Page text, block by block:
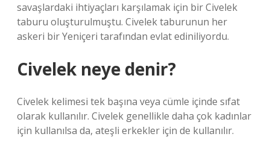
savaşlardaki ihtiyaçları karşılamak için bir Civelek
taburu oluşturulmuştu. Civelek taburunun her
askeri bir Yeniçeri tarafından evlat ediniliyordu.
Civelek neye denir?
Civelek kelimesi tek başına veya cümle içinde sıfat
olarak kullanılır. Civelek genellikle daha çok kadınlar
için kullanılsa da, ateşli erkekler için de kullanılır.